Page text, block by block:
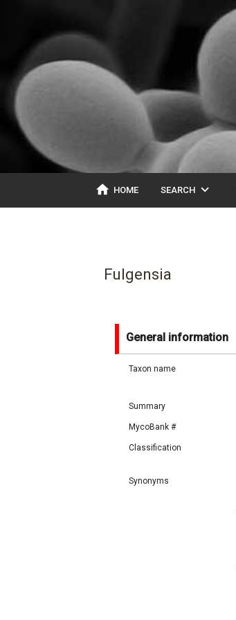
home HOME SEARCH expand_more
Fulgensia
General information
Taxon name
Summary
MycoBank #
Classification
Synonyms